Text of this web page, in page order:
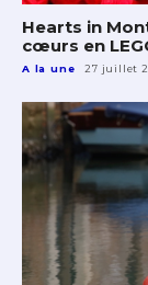
Hearts in
cœurs en
A la une 27 juillet